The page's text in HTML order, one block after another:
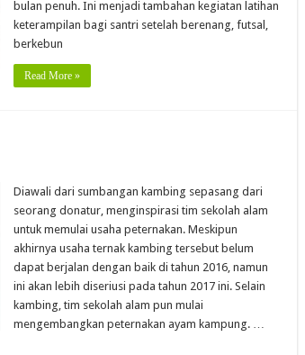
bulan penuh. Ini menjadi tambahan kegiatan latihan
keterampilan bagi santri setelah berenang, futsal,
berkebun
Read More »
Diawali dari sumbangan kambing sepasang dari
seorang donatur, menginspirasi tim sekolah alam
untuk memulai usaha peternakan. Meskipun
akhirnya usaha ternak kambing tersebut belum
dapat berjalan dengan baik di tahun 2016, namun
ini akan lebih diseriusi pada tahun 2017 ini. Selain
kambing, tim sekolah alam pun mulai
mengembangkan peternakan ayam kampung. …